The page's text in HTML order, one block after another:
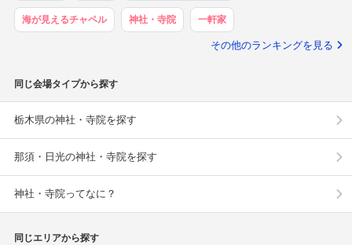
海が見えるチャペル 神社・寺院 一軒家
その他のランキングを見る
同じ会場タイプから探す
栃木県の神社・寺院を探す
那須・日光の神社・寺院を探す
神社・寺院ってなに？
同じエリアから探す